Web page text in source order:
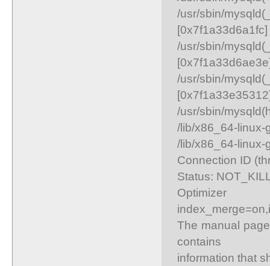
/usr/sbin/
[0x7f1a33d6a1fc]
/usr/sbin/
/usr/sbin/
/usr/sbin/
/lib/x86_64-
/lib/x86_64-
Connection ID
Status:
The manual
contains
information that